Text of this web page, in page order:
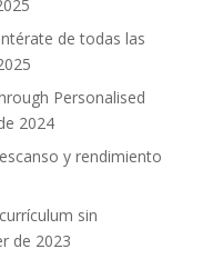
de todas las
Personalised
2024
y rendimiento
sin
de 2023